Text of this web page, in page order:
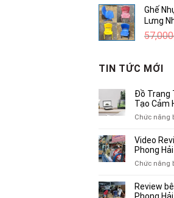
Ghế
Lưng
57,000
TIN TỨC MỚI
Đồ Trang
Tạo Cảm
Chức năng
Video
Phong
Chức năng
Review